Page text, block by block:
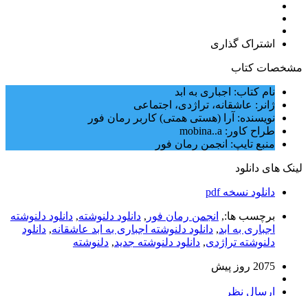
اشتراک گذاری
مشخصات کتاب
نام کتاب: اجباری به ابد
ژانر: عاشقانه، تراژدی، اجتماعی
نویسنده: آرا (هستی همتی) کاربر رمان فور
طراح کاور: mobina..a
منبع تایپ: انجمن رمان فور
لینک های دانلود
دانلود نسخه pdf
برچسب ها:, انجمن رمان فور , دانلود دلنوشته, دانلود دلنوشته
اجباری به ابد, دانلود دلنوشته اجباری به ابد عاشقانه, دانلود
دلنوشته تراژدی‌, دانلود دلنوشته جدید, دلنوشته
2075 روز پيش
ارسال نظر